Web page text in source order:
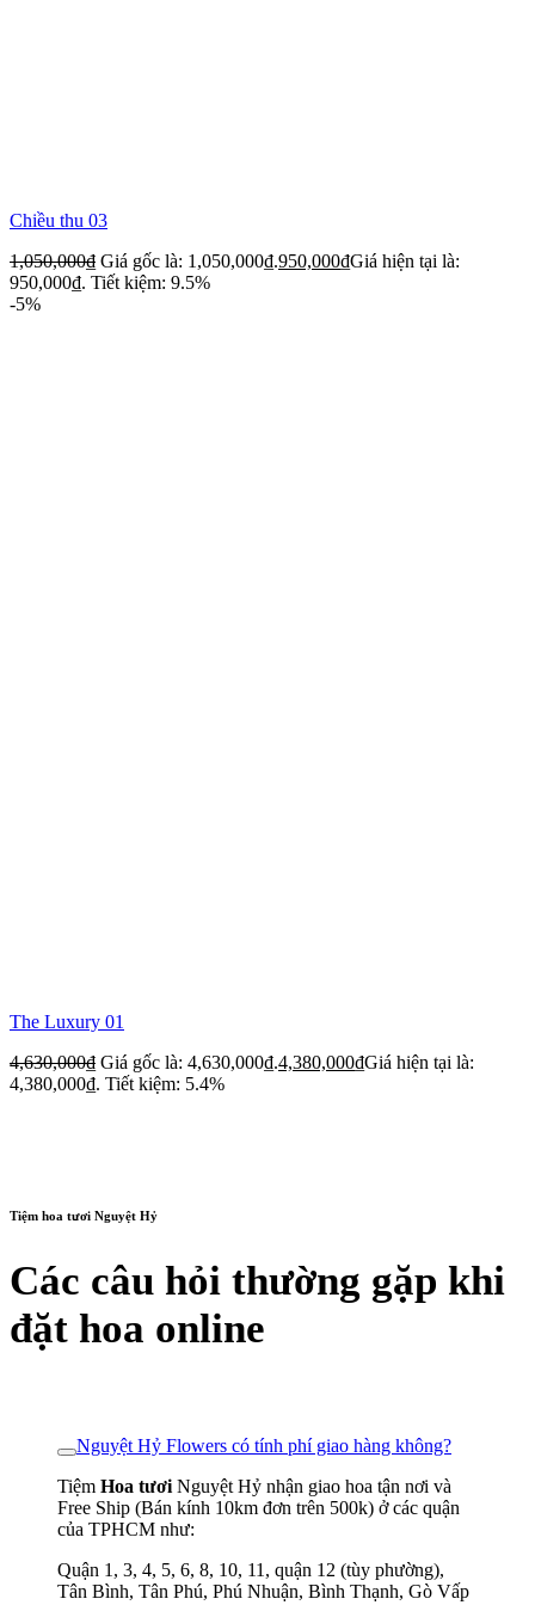
Chiều thu 03
1,050,000₫ Giá gốc là: 1,050,000₫.950,000₫Giá hiện tại là:
950,000₫. Tiết kiệm: 9.5%
-5%
The Luxury 01
4,630,000₫ Giá gốc là: 4,630,000₫.4,380,000₫Giá hiện tại là:
4,380,000₫. Tiết kiệm: 5.4%
Tiệm hoa tươi Nguyệt Hỷ
Các câu hỏi thường gặp khi
đặt hoa online
Nguyệt Hỷ Flowers có tính phí giao hàng không?
Tiệm Hoa tươi Nguyệt Hỷ nhận giao hoa tận nơi và
Free Ship (Bán kính 10km đơn trên 500k) ở các quận
của TPHCM như:
Quận 1, 3, 4, 5, 6, 8, 10, 11, quận 12 (tùy phường),
Tân Bình, Tân Phú, Phú Nhuận, Bình Thạnh, Gò Vấp